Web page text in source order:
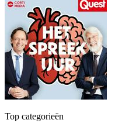
Top categorieën